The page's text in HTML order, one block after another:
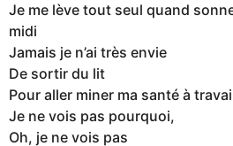
Je me lève tout seul quand
midi
Jamais je n’ai très envie
De sortir du lit
Pour aller miner ma santé à
Je ne vois pas pourquoi,
Oh, je ne vois pas